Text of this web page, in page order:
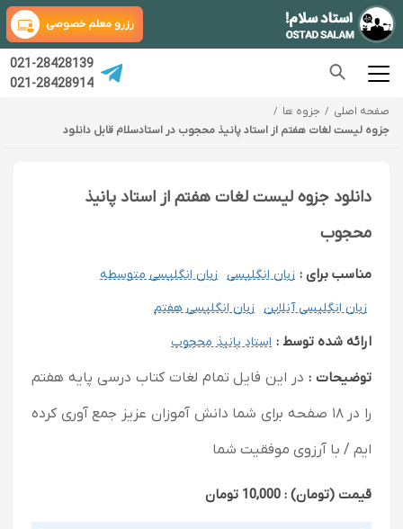
رزرو معلم خصوصی
021-28428139
021-28428914
صفحه اصلی
جزوه ها
جزوه لیست لغات هفتم از استاد پانیذ محجوب در استادسلام قابل دانلود
دانلود جزوه لیست لغات هفتم از استاد پانیذ
محجوب
مناسب برای : زبان انگلیسی زبان انگلیسی متوسطه
زبان انگلیسی آنلاین زبان انگلیسی هفتم
ارائه شده توسط : استاد پانیذ محجوب
توضیحات :در این فایل تمام لغات کتاب درسی پایه هفتم
را در ۱۸ صفحه برای شما دانش آموزان عزیز جمع آوری کرده
ایم / با آرزوی موفقیت شما
قیمت (تومان) : 10,000 تومان